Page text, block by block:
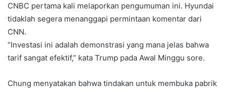
CNBC pertama kali melaporkan pengumuman ini. Hyundai
tidaklah segera menanggapi permintaan komentar dari
CNN.
“Investasi ini adalah demonstrasi yang mana jelas bahwa
tarif sangat efektif,” kata Trump pada Awal Minggu sore.
Chung menyatakan bahwa tindakan untuk membuka pabrik